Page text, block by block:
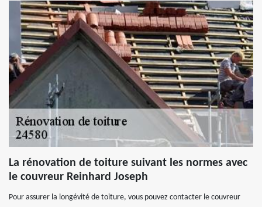
La rénovation de toiture suivant les normes avec
le couvreur Reinhard Joseph
Pour assurer la longévité de toiture, vous pouvez contacter le couvreur